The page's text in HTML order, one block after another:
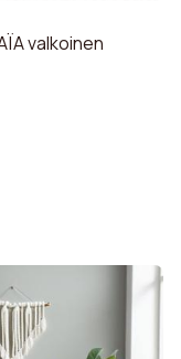
valkoinen